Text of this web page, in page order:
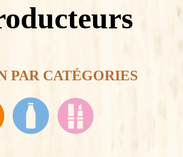
PAR CATÉGORIES